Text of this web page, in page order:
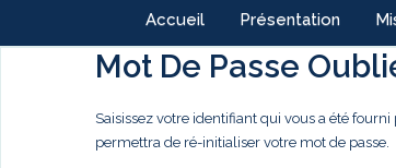
Accueil Présentation
Mot De Passe
Saisissez votre identifiant qui vous a été
permettra de ré-initialiser votre mot de passe.